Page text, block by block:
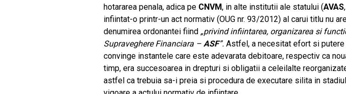
hotararea penala, adica pe CNVM, in alte institutii ale statului (AVAS,
infiintat-o printr-un act normativ (OUG nr. 93/2012) al carui titlu nu
denumirea ordonantei fiind „privind infiintarea, organizarea si
Supraveghere Financiara – ASF”. Astfel, a necesitat efort si
convinge instantele care este adevarata debitoare, respectiv ca
timp, era succesoarea in drepturi si obligatii a celeilalte
astfel ca trebuia sa-i preia si procedura de executare silita in